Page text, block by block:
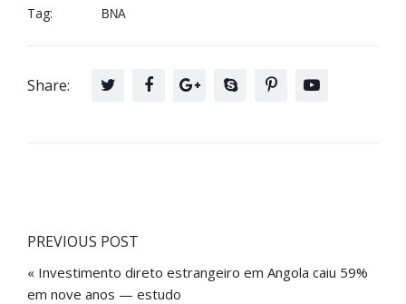
Tag: BNA
Share:
PREVIOUS POST
« Investimento direto estrangeiro em Angola caiu 59%
em nove anos — estudo